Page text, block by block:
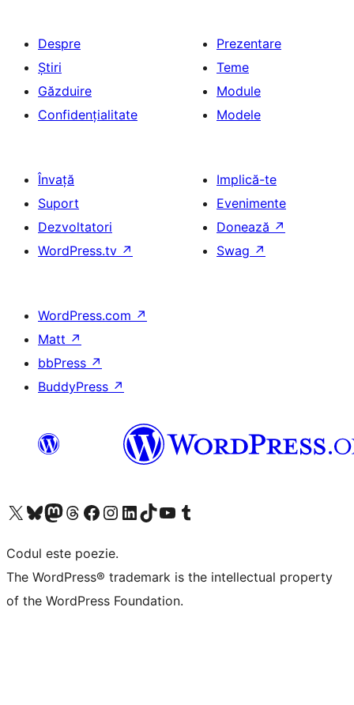
Despre
Știri
Găzduire
Confidențialitate
Prezentare
Teme
Module
Modele
Învață
Suport
Dezvoltatori
WordPress.tv ↗
Implică-te
Evenimente
Donează ↗
Swag ↗
WordPress.com ↗
Matt ↗
bbPress ↗
BuddyPress ↗
Mergi la contul nostru X (fost Twitter)
Vizitează contul nostru Bluesky
Vizitează contul nostru Mastodon
Vizitează contul nostru Threads
Vizitează pagina noastră Facebook
Vizitează-ne pe Instagram
Vizitează-ne pe LinkedIn
Vizitează contul nostru TikTok
Vizitează canalul nostru YouTube
Vizitează contul nostru Tumblr
Codul este poezie.
The WordPress® trademark is the intellectual property
of the WordPress Foundation.